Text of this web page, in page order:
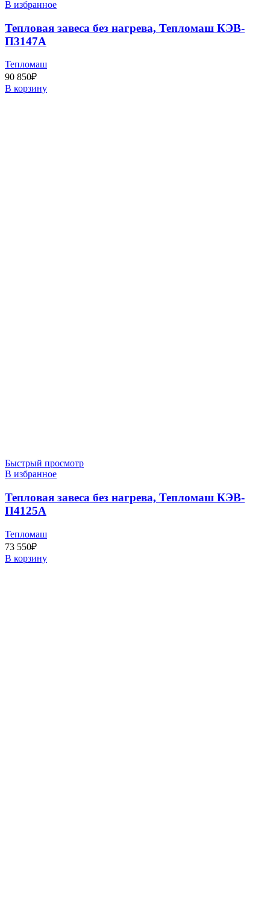
В избранное
Тепловая завеса без нагрева, Тепломаш КЭВ-
П3147A
Тепломаш
90 850₽
В корзину
Быстрый просмотр
В избранное
Тепловая завеса без нагрева, Тепломаш КЭВ-
П4125A
Тепломаш
73 550₽
В корзину